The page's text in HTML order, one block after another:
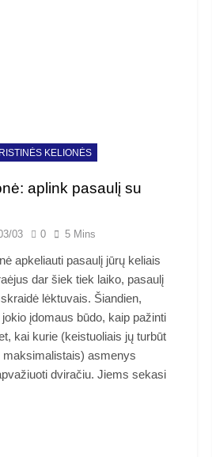
KELIONĖS
aplink pasaulį su
03 0 5 Mins
apkeliauti pasaulį jūrų keliais
dar šiek tiek laiko, pasaulį
lėktuvais. Šiandien,
įdomaus būdo, kaip pažinti
kai kurie (keistuoliais jų turbūt
maksimalistais) asmenys
dviračiu. Jiems sekasi